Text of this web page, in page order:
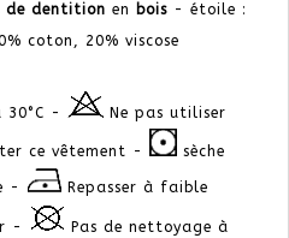
de dentition en bois - étoile :
coton, 20% viscose
30°C - Ne pas utiliser
ce vêtement - sèche
- Repasser à faible
-
Pas de nettoyage à